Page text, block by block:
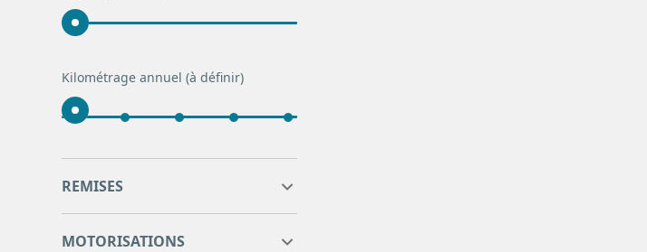
Kilométrage annuel (à définir)
REMISES
MOTORISATIONS